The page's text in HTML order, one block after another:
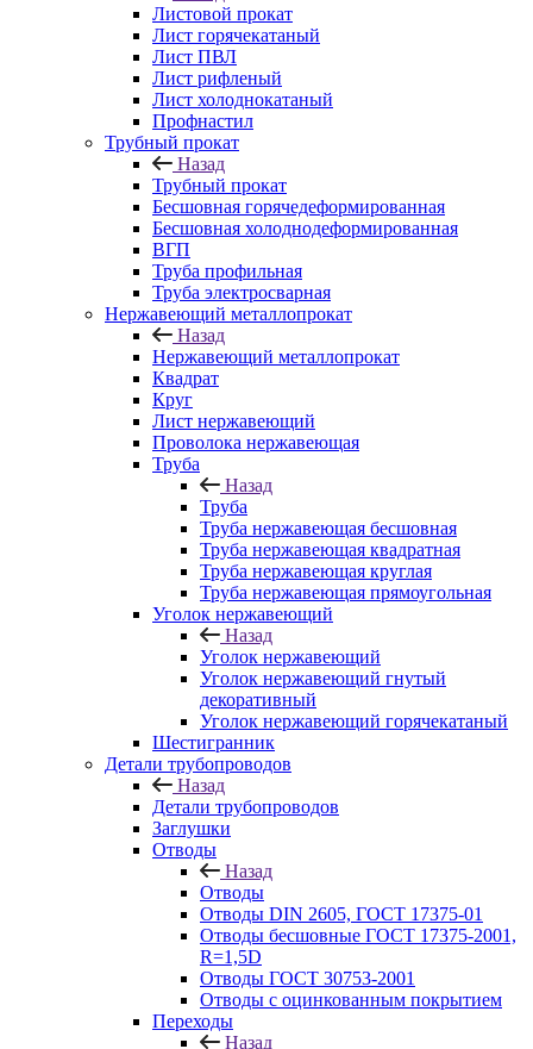
Листовой прокат
Лист горячекатаный
Лист ПВЛ
Лист рифленый
Лист холоднокатаный
Профнастил
Трубный прокат
Назад
Трубный прокат
Бесшовная горячедеформированная
Бесшовная холоднодеформированная
ВГП
Труба профильная
Труба электросварная
Нержавеющий металлопрокат
Назад
Нержавеющий металлопрокат
Квадрат
Круг
Лист нержавеющий
Проволока нержавеющая
Труба
Назад
Труба
Труба нержавеющая бесшовная
Труба нержавеющая квадратная
Труба нержавеющая круглая
Труба нержавеющая прямоугольная
Уголок нержавеющий
Назад
Уголок нержавеющий
Уголок нержавеющий гнутый
декоративный
Уголок нержавеющий горячекатаный
Шестигранник
Детали трубопроводов
Назад
Детали трубопроводов
Заглушки
Отводы
Назад
Отводы
Отводы DIN 2605, ГОСТ 17375-01
Отводы бесшовные ГОСТ 17375-2001,
R=1,5D
Отводы ГОСТ 30753-2001
Отводы с оцинкованным покрытием
Переходы
Назад